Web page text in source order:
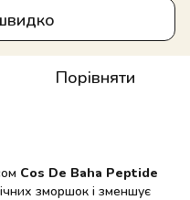
Порівняти
Cos De Baha Peptide
зморшок і зменшує